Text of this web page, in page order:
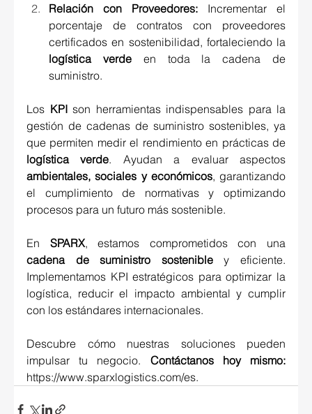
Relación con Proveedores: Incrementar el
porcentaje de contratos con proveedores
logística verde en toda la cadena de
suministro.
Los KPI son herramientas indispensables para la
gestión de cadenas de suministro sostenibles, ya
logística verde
ambientales, sociales y económicos, garantizando
el cumplimiento de normativas y optimizando
procesos para un futuro más sostenible.
En SPARX
cadena de suministro sostenible y eficiente.
Implementamos KPI estratégicos para optimizar la
logística, reducir el impacto ambiental y cumplir
con los estándares internacionales.
Descubre cómo nuestras soluciones pueden
impulsar tu negocio.
https://www.sparxlogistics.com/es.